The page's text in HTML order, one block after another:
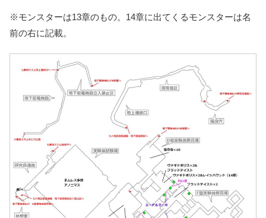
※モンスターは13章のもの。14章に出てくるモンスターは名
前の右に記載。